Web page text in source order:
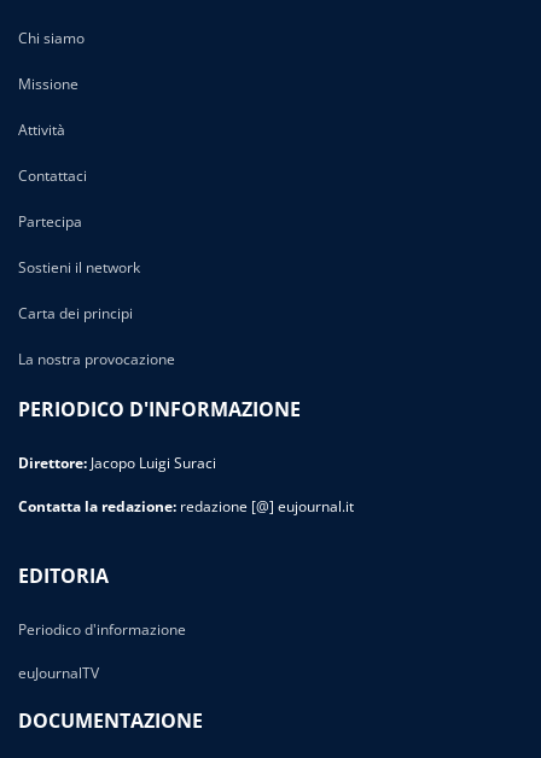
Chi siamo
Missione
Attività
Contattaci
Partecipa
Sostieni il network
Carta dei principi
La nostra provocazione
PERIODICO D'INFORMAZIONE
Direttore: Jacopo Luigi Suraci
Contatta la redazione: redazione [@] eujournal.it
EDITORIA
Periodico d'informazione
euJournalTV
DOCUMENTAZIONE